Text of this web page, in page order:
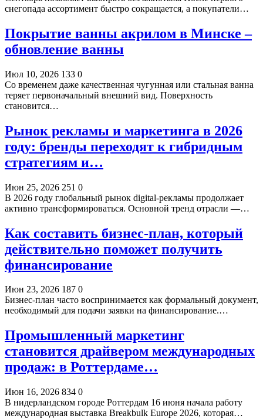
снегопада ассортимент быстро сокращается, а покупатели…
Покрытие ванны акрилом в Минске –
обновление ванны
Июл 10, 2026 133 0
Со временем даже качественная чугунная или стальная ванна
теряет первоначальный внешний вид. Поверхность
становится…
Рынок рекламы и маркетинга в 2026
году: бренды переходят к гибридным
стратегиям и…
Июн 25, 2026 251 0
В 2026 году глобальный рынок digital-рекламы продолжает
активно трансформироваться. Основной тренд отрасли —…
Как составить бизнес-план, который
действительно поможет получить
финансирование
Июн 23, 2026 187 0
Бизнес-план часто воспринимается как формальный документ,
необходимый для подачи заявки на финансирование.…
Промышленный маркетинг
становится драйвером международных
продаж: в Роттердаме…
Июн 16, 2026 834 0
В нидерландском городе Роттердам 16 июня начала работу
международная выставка Breakbulk Europe 2026, которая…